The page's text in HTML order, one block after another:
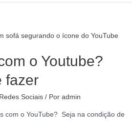
o Youtube?
fazer
Redes Sociais / Por admin
com o YouTube? Seja na condição de